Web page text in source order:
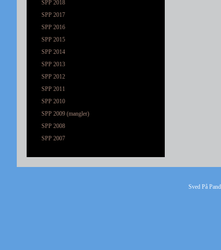
SPP 2018
SPP 2017
SPP 2016
SPP 2015
SPP 2014
SPP 2013
SPP 2012
SPP 2011
SPP 2010
SPP 2009 (mangler)
SPP 2008
SPP 2007
Sved På